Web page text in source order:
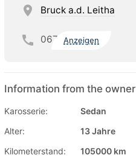
Bruck a.d. Leitha
067 Anzeigen
Information from the owner
Karosserie:
Sedan
Alter:
13 Jahre
Kilometerstand:
105000 km